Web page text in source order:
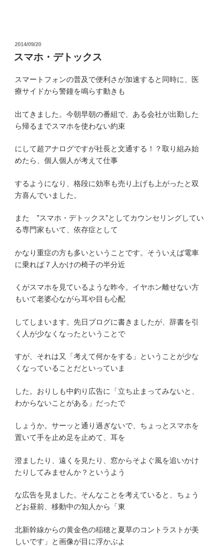
投
稿
日:
2014/09/20
スマホ・デトックス
スマートフォンの普及で便利さが加速すると同時に、医
療サイドから警鐘を鳴らす動きも
出てきました。今朝早朝の番組で、ある会社が出勤した
ら帰るまでスマホを使わない約束
にして超アナログですが社長と文通する！？取り組み始
めたら、個人個人が考えて仕事
するようになり、格段に効率も売り上げも上がったと双
方喜んでいました。
また ”スマホ・デトックス”としてカウンセリングしてい
る専門家もいて、依存症として
かなり重症の方も多いということです。そういえば電車
に乗れば７人かけの椅子の半分近
くがスマホを見ているような昨今。イヤホン離せない方
もいて老婆心ながら耳や目も心配
してしまいます。先日ブログに書きましたが、辞書を引
く人が少なくなったということで
すが、それは又「考えて何かをする」ということが少な
くなっていることだといっていま
した。おりしも中釣り広告に「立ち止まってみないと、
わからないことがある」だったで
しょうか。サーッと通り過ぎないで、ちょっとスマホを
置いて手を止め足を止めて、耳を
澄ましたり、遠くを見たり、窓からそよぐ風を追いかけ
たりしてみませんか？というよう
な広告を見ました。そんなことを考えていると、ちょう
どお昼前、移動中の知人から「東
北新幹線からの黄金色の稲穂と夏草のコントラストが美
しいです」と画像が目に浮かぶよ